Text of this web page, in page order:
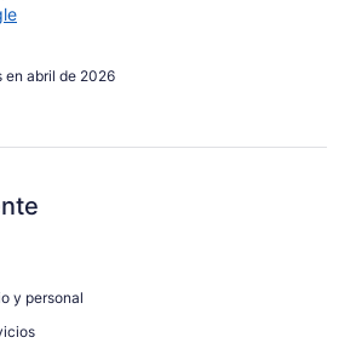
en abril de 2026
y personal